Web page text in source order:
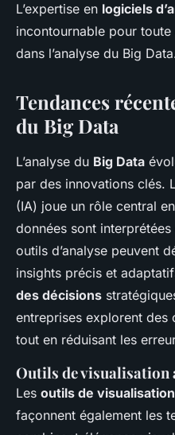
L’expertise en logiciels
incontournable pour toute
dans l’analyse du Big
Tendances
du Big Data
L’analyse du Big Data
par des innovations clés.
(IA) joue un rôle central
données sont interprétées
outils d’analyse peuvent
insights précis et
des décisions
entreprises explorent des
tout en réduisant les
Outils de visualisation
Les outils de visualisation
façonnent également les